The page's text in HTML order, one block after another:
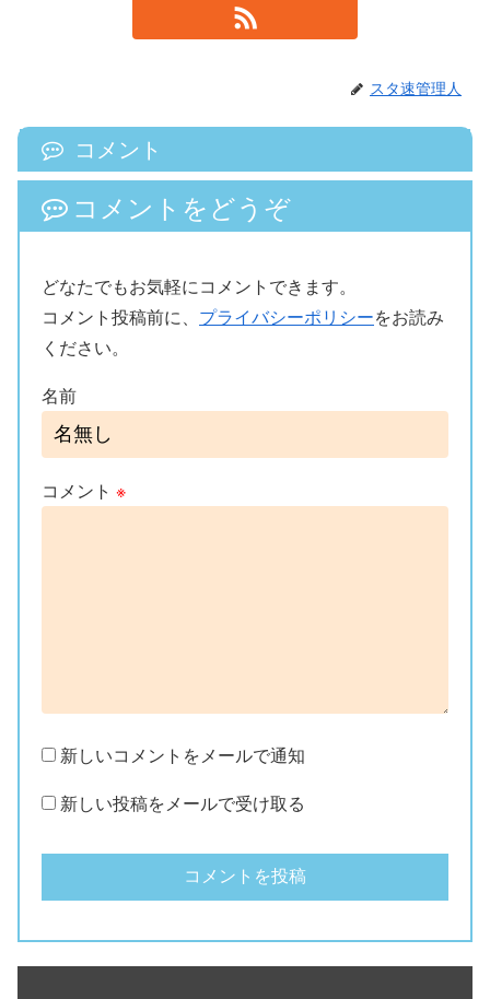
スタ速管理人
コメント
コメントをどうぞ
どなたでもお気軽にコメントできます。
コメント投稿前に、 プライバシーポリシーをお読み
ください。
名前
コメント ※
新しいコメントをメールで通知
新しい投稿をメールで受け取る